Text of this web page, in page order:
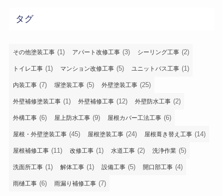
タグ
その他塗装工事 (1) アパート改修工事 (3) シーリング工事 (2)
トイレ工事 (1) マンション改修工事 (5) ユニットバス工事 (1)
内装工事 (7) 塀塗装工事 (5) 外壁塗装工事 (25)
外壁補修塗装工事 (1) 外壁補修工事 (12) 外壁防水工事 (2)
外構工事 (6) 屋上防水工事 (9) 屋根カバー工法工事 (6)
屋根・外壁塗装工事 (45) 屋根塗装工事 (24) 屋根葺き替え工事 (14)
屋根補修工事 (11) 改修工事 (1) 水道工事 (2) 洗浄作業 (5)
洗面所工事 (1) 解体工事 (1) 設備工事 (5) 開口部工事 (4)
雨樋工事 (6) 雨漏り補修工事 (7)